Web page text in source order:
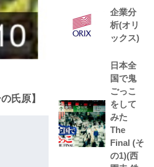
氏原】
企業分
析(オリ
ックス)
日本全
国で鬼
ごっこ
をして
みた
The
Final (そ
の1)(西